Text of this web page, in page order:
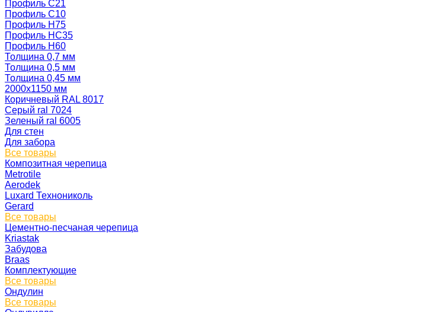
Профиль С21
Профиль С10
Профиль Н75
Профиль НС35
Профиль Н60
Толщина 0,7 мм
Толщина 0,5 мм
Толщина 0,45 мм
2000х1150 мм
Коричневый RAL 8017
Серый ral 7024
Зеленый ral 6005
Для стен
Для забора
Все товары
Композитная черепица
Metrotile
Aerodek
Luxard Технониколь
Gerard
Все товары
Цементно-песчаная черепица
Kriastak
Забудова
Braas
Комплектующие
Все товары
Ондулин
Все товары